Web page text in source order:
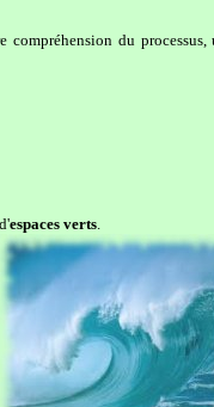
compréhension du processus,
espaces verts.